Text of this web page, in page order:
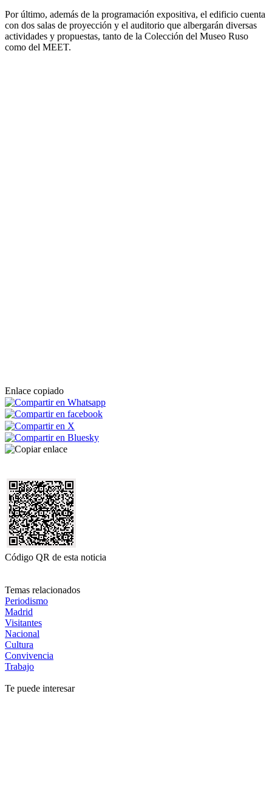
Por último, además de la programación expositiva, el edificio cuenta
con dos salas de proyección y el auditorio que albergarán diversas
actividades y propuestas, tanto de la Colección del Museo Ruso
como del MEET.
Enlace copiado
Código QR de esta noticia
Temas relacionados
Periodismo
Madrid
Visitantes
Nacional
Cultura
Convivencia
Trabajo
Te puede interesar